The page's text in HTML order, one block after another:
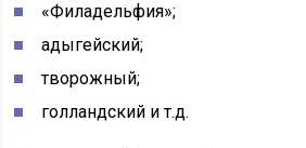
«Филадельфия»;
адыгейский;
творожный;
голландский и т.д.